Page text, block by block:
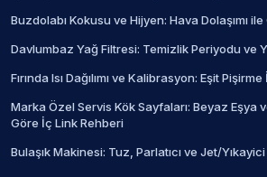
Buzdolabı Kokusu ve Hijyen: Hava Dolaşımı ile
Davlumbaz Yağ Filtresi: Temizlik Periyodu ve
Fırında Isı Dağılımı ve Kalibrasyon: Eşit
Marka Özel Servis Kök Sayfaları: Beyaz Eşya
Göre İç Link Rehberi
Bulaşık Makinesi: Tuz, Parlatıcı ve Jet/